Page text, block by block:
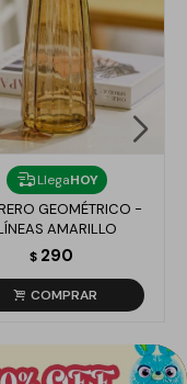
LlegaHOY
GEOMÉTRICO -
AMARILLO
$ 290